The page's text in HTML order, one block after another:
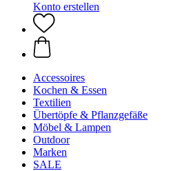
Konto erstellen
Accessoires
Kochen & Essen
Textilien
Übertöpfe & Pflanzgefäße
Möbel & Lampen
Outdoor
Marken
SALE